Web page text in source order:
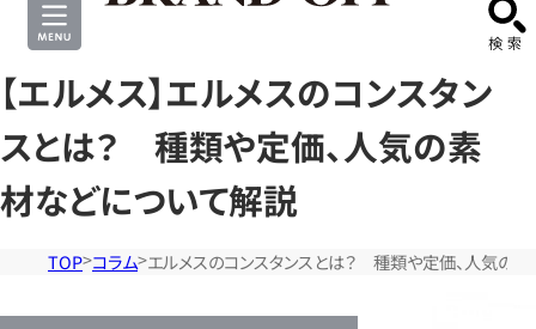
【エルメス】エルメスのコンスタン
スとは？ 種類や定価、人気の素
材などについて解説
TOP コラム エルメスのコンスタンスとは？ 種類や定価、人気の